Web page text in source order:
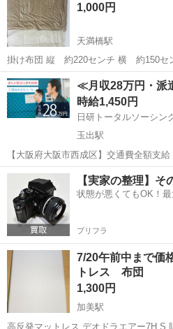
品のため使用感はございます...
1,000円
天満橋駅
掛け布団 縦 約220センチ 横 約150センチ ※あくまで目安です。 受
け渡し時、袋等に入れずそのままお渡
い。
大阪 大阪市 天満橋駅 寝具
≪月収28万円・派
時給1,450円
日研トータルソーシン
玉出駅
【大阪府大阪市西成区】交通費全額支
の出荷前処理・検査《お仕事No.8A785-JS》 お仕事について
き加工製品の出荷前処理、検査業務です。 ※業務の変更、就業場
変更の範囲、契約...
大阪 大阪市 玉出駅 その他
【実家の整理】そ
状態が悪くてもOK！
プリフラ
7/20午前中まで
トレス 布団
1,300円
加美駅
高反発マットレス デオドラエアー7H S 販売終了: ニトリの公式オンラ